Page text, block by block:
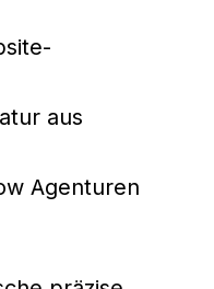
aus
Agenturen